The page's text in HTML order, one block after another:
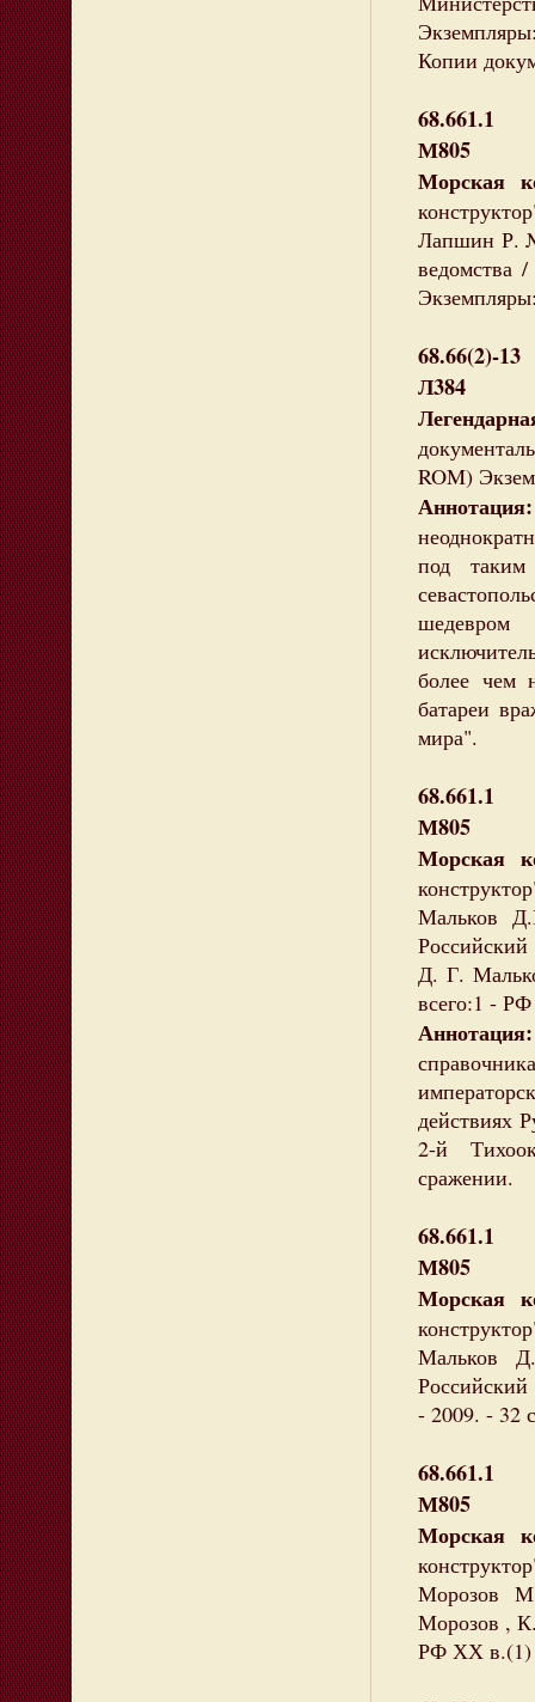
Копии
68.661.1
М805
Морская
Лапшин Р.
68.66(2)-13
Л384
ROM)
Аннотация:
под таким
более чем
батареи
мира".
68.661.1
М805
Морская
Мальков
Д. Г.
всего:1 -
действиях
2-й
сражении.
68.661.1
М805
Морская
Мальков
- 2009. - 32
68.661.1
М805
Морская
Морозов
Морозов ,
РФ ХХ в.(1)